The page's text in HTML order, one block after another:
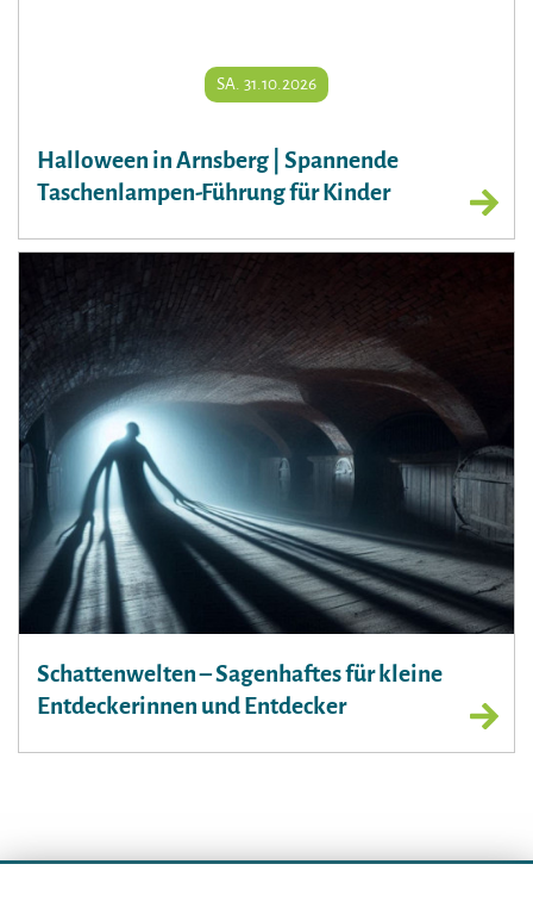
SA. 31.10.2026
Halloween in Arnsberg | Spannende
Taschenlampen-Führung für Kinder
Schattenwelten – Sagenhaftes für kleine
Entdeckerinnen und Entdecker